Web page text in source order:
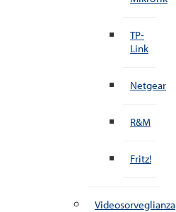
TP-
Link
Netgear
R&M
Fritz!
Videosorveglianza